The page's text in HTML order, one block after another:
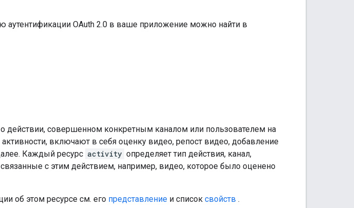
аутентификации OAuth 2.0 в ваше приложение можно найти в
действии, совершенном конкретным каналом или пользователем на
активности, включают в себя оценку видео, репост видео, добавление
Каждый ресурс activity определяет тип действия, канал,
с этим действием, например, видео, которое было оценено
об этом ресурсе см. его представление и список свойств .